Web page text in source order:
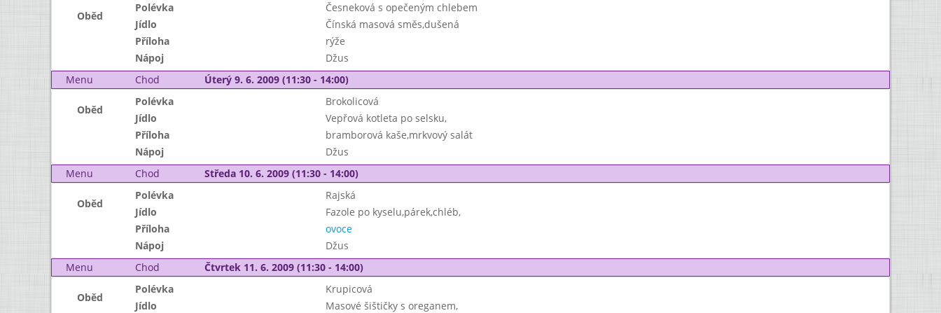
Oběd
Polévka
Česneková s opečeným chlebem
Jídlo
Čínská masová směs,dušená
Příloha
rýže
Nápoj
Džus
Menu
Chod Úterý 9. 6. 2009 (11:30 - 14:00)
Oběd
Polévka
Brokolicová
Jídlo
Vepřová kotleta po selsku,
Příloha
bramborová kaše,mrkvový salát
Nápoj
Džus
Menu
Chod Středa 10. 6. 2009 (11:30 - 14:00)
Oběd
Polévka
Rajská
Jídlo
Fazole po kyselu,párek,chléb,
Příloha
ovoce
Nápoj
Džus
Menu
Chod Čtvrtek 11. 6. 2009 (11:30 - 14:00)
Oběd
Polévka
Krupicová
Jídlo
Masové šištičky s oreganem,